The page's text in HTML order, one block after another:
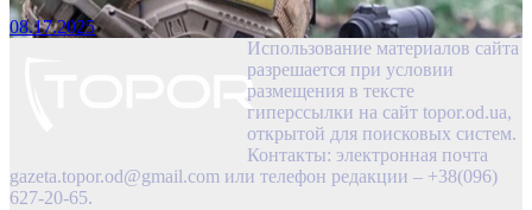
08.17.2025
Использование материалов сайта
разрешается при условии
размещения в тексте
гиперссылки на сайт topor.od.ua,
открытой для поисковых систем.
Контакты: электронная почта
gazeta.topor.od@gmail.com или телефон редакции – +38(096)
627-20-65.